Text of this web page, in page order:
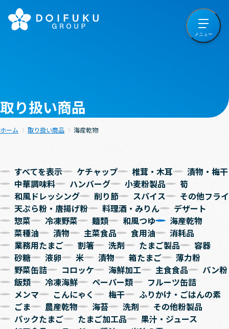
取り扱い商品
ホーム 取り扱い商品 海産乾物
すべてを表示 ケチャップ 椎茸・木耳
漬物・梅干
中華調味料
ハンバーグ 小麦粉製品
筍
和風ドレッシング
削り節 スパイス
その他フライ
天ぷら粉・唐揚げ粉
料理酒・みりん
デザート
惣菜
冷凍野菜 麺類 和風つゆ
海産乾物
菜種油
漬物 主菜食品 食用油
消耗品
業務用たまご
割箸 洗剤 たまご製品
容器
砂糖
液卵 米 漬物 箱たまご
薄力粉
野菜缶詰
コロッケ 海鮮加工 主食食品
パン粉
飯類
冷凍海鮮 ペーパー類
フルーツ缶詰
メンマ
こんにゃく 梅干
ふりかけ・ごはんの素
ごま
農産乾物 海苔 洗剤
その他粉製品
パックたまご
たまご加工品
果汁・ジュース